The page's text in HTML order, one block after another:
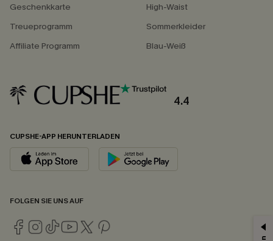
Geschenkkarte
Treueprogramm
Affiliate Programm
High-Waist
Sommerkleider
Blau-Weiß
4.4
CUPSHE-APP HERUNTERLADEN
FOLGEN SIE UNS AUF